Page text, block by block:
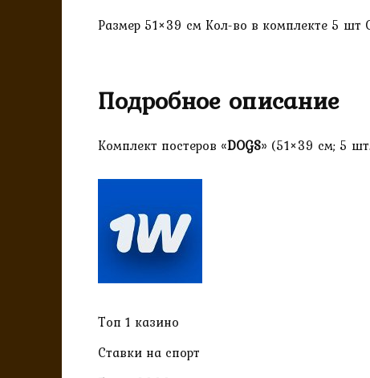
Размер 51×39 см Кол-во в комплекте 5 шт
Подробное описание
Комплект постеров «DOGS» (51×39 см; 5
Топ 1 казино
Ставки на спорт